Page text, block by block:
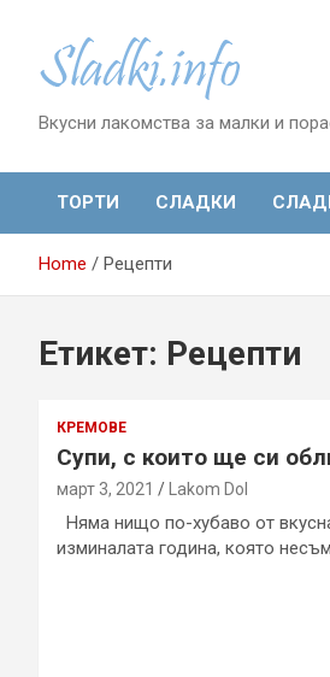
content
Вкусни лакомства за малки и
ТОРТИ СЛАДКИ
Home Рецепти
Етикет: Рецепти
КРЕМОВЕ
Супи, с които ще си
март 3, 2021 Lakom Dol
Няма нищо по-хубаво от
изминалата година, която